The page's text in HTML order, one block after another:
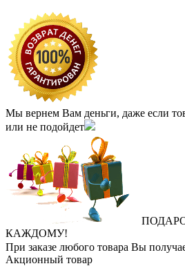
Мы вернем Вам деньги, даже если
или не подойдет
КАЖДОМУ!
При заказе любого товара Вы
Акционный товар